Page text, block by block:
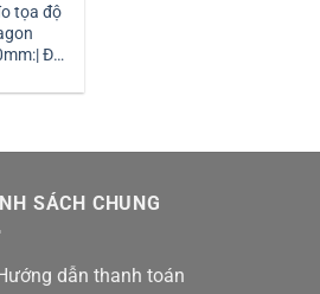
tọa độ
Đại
SÁCH CHUNG
Hướng dẫn thanh toán